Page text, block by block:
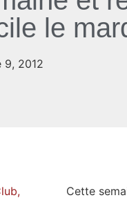
le
9, 2012
,
Cette